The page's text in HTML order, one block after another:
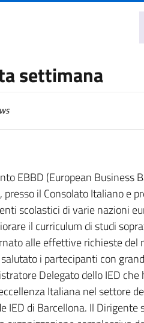
settimana
EBBD (European Business
il Consolato Italiano e
scolastici di varie nazioni
il curriculum di studi
alle effettive richieste del
i partecipanti con
Delegato dello IED che
Italiana nel settore
di Barcellona. Il Dirigente